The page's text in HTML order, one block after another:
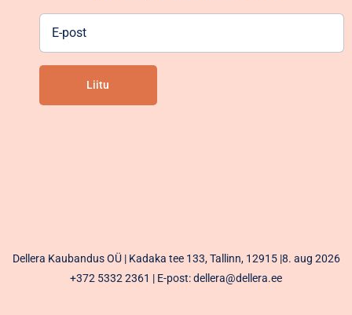
Liitu
Dellera Kaubandus OÜ | Kadaka tee 133, Tallinn, 12915 |8. aug 2026
+372 5332 2361 | E-post: dellera@dellera.ee